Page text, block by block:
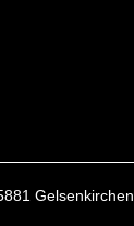
Gelsenkirchen